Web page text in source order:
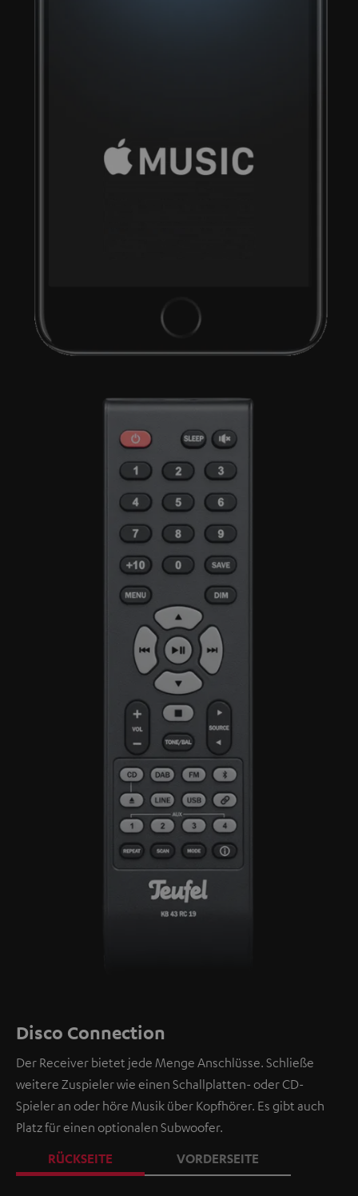
Disco Connection
Der Receiver bietet jede Menge Anschlüsse. Schließe
weitere Zuspieler wie einen Schallplatten- oder CD-
Spieler an oder höre Musik über Kopfhörer. Es gibt auch
Platz für einen optionalen Subwoofer.
RÜCKSEITE
VORDERSEITE